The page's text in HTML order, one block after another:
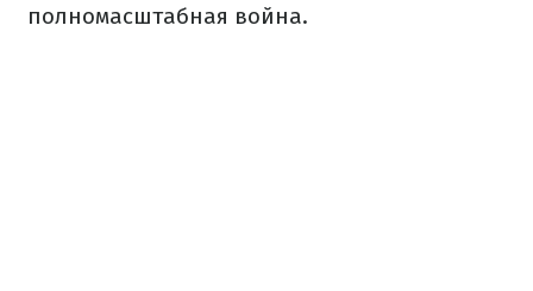
полномасштабная война.